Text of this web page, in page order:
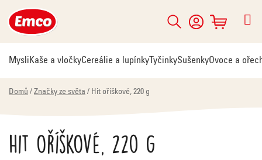
na
obsah
Hledat
NÁKUPNÍ
KOŠÍK
MysliKaše a vločkyCereálie a lupínky TyčinkySušenkyOvoce a
Domů / Značky ze světa / Hit oříškové, 220 g
Hit oříškové, 220 g